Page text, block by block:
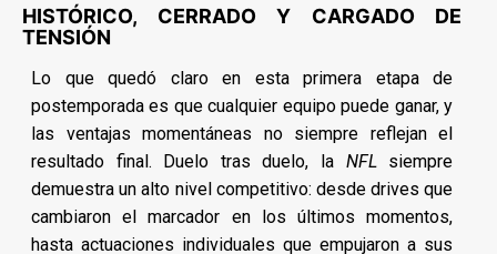
HISTÓRICO, CERRADO Y CARGADO DE
TENSIÓN
Lo que quedó claro en esta primera etapa de
postemporada es que cualquier equipo puede ganar, y
las ventajas momentáneas no siempre reflejan el
resultado final. Duelo tras duelo, la NFLsiempre
demuestra un alto nivel competitivo: desde drives que
cambiaron el marcador en los últimos momentos,
hasta actuaciones individuales que empujaron a sus